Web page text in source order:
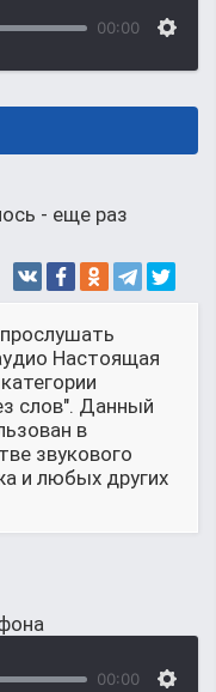
00:00
- еще раз
Настоящая
слов". Данный
в
звукового
и любых других
00:00